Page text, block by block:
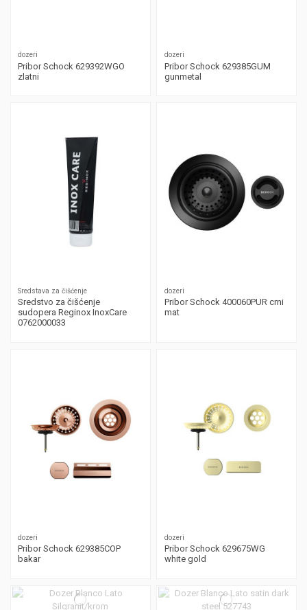
dozeri
Pribor Schock 629392WGO
zlatni
dozeri
Pribor Schock 629385GUM
gunmetal
Sredstava za čišćenje
Sredstvo za čišćenje
sudopera Reginox InoxCare
0762000033
dozeri
Pribor Schock 400060PUR crni
mat
dozeri
Pribor Schock 629385COP
bakar
dozeri
Pribor Schock 629675WG
white gold